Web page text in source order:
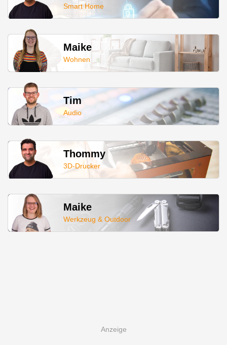
Smart Home
Maike
Wohnen
Tim
Audio
Thommy
3D-Drucker
Maike
Werkzeug & Outdoor